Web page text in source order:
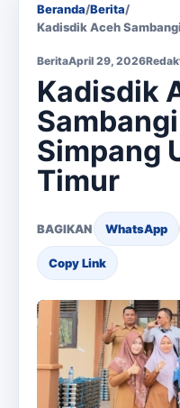
Beranda/Berita/
Kadisdik Aceh
BeritaApril 29, 2026
Kadisdik
Sambangi
Simpang
Timur
BAGIKAN WhatsApp
Copy Link